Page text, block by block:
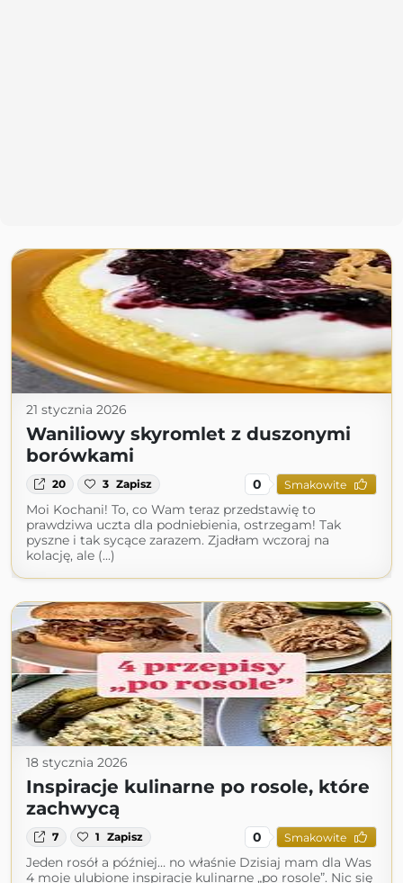
21 stycznia 2026
Waniliowy skyromlet z duszonymi
borówkami
20 3 Zapisz 0 Smakowite
Moi Kochani! To, co Wam teraz przedstawię to
prawdziwa uczta dla podniebienia, ostrzegam! Tak
pyszne i tak sycące zarazem. Zjadłam wczoraj na
kolację, ale (...)
18 stycznia 2026
Inspiracje kulinarne po rosole, które
zachwycą
7 1 Zapisz 0 Smakowite
Jeden rosół a później… no właśnie Dzisiaj mam dla Was
4 moje ulubione inspiracje kulinarne „po rosole”. Nic się